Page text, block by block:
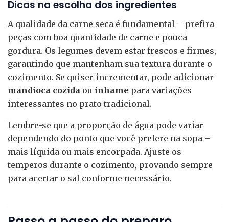
Dicas na escolha dos ingredientes
A qualidade da carne seca é fundamental – prefira
peças com boa quantidade de carne e pouca
gordura. Os legumes devem estar frescos e firmes,
garantindo que mantenham sua textura durante o
cozimento. Se quiser incrementar, pode adicionar
mandioca cozida ou inhame para variações
interessantes no prato tradicional.
Lembre-se que a proporção de água pode variar
dependendo do ponto que você prefere na sopa –
mais líquida ou mais encorpada. Ajuste os
temperos durante o cozimento, provando sempre
para acertar o sal conforme necessário.